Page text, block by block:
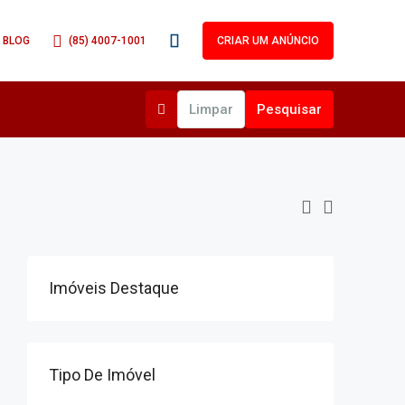
BLOG (85) 4007-1001 CRIAR UM ANÚNCIO
Limpar Pesquisar
Imóveis Destaque
Tipo De Imóvel